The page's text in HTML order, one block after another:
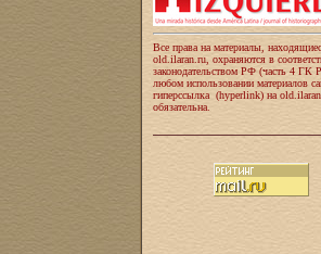
Все права на материалы,
old.ilaran.ru, охраняются в
законодательством РФ (часть 4 ГК
любом использовании материалов
гиперссылка (hyperlink) на
обязательна.